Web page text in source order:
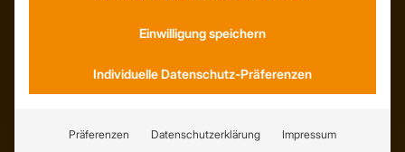
Wiederrufsrecht
Einwilligung speichern
Individuelle Datenschutz-Präferenzen
Präferenzen Datenschutzerklärung Impressum